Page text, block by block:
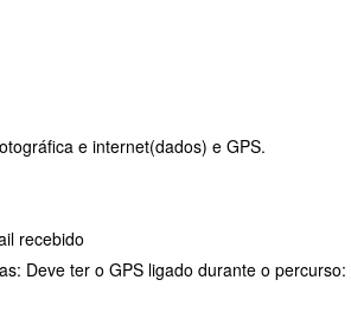
e internet(dados) e GPS.
recebido
Deve ter o GPS ligado durante o